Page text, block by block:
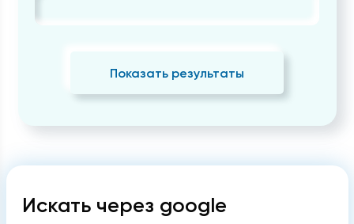
Показать результаты
Искать через google